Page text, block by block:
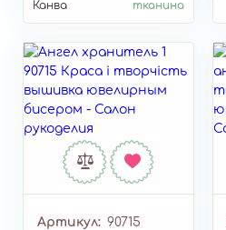
Канва
тканина
Артикул 90715